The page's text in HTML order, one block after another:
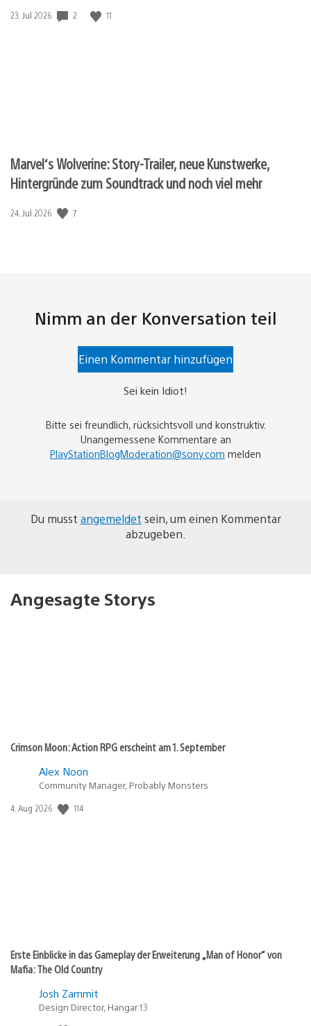
Veröffentlichungsdatum:
23. Jul 2026 2 11
Marvel‘s Wolverine: Story-Trailer, neue Kunstwerke,
Hintergründe zum Soundtrack und noch viel mehr
Veröffentlichungsdatum:
24. Jul 2026 7
Nimm an der Konversation teil
Einen Kommentar hinzufügen
Sei kein Idiot!
Bitte sei freundlich, rücksichtsvoll und konstruktiv.
Unangemessene Kommentare an
PlayStationBlogModeration@sony.com melden
Du musst angemeldet sein, um einen Kommentar
abzugeben.
Angesagte Storys
Crimson Moon: Action RPG erscheint am 1. September
Alex Noon
Community Manager, Probably Monsters
Veröffentlichungsdatum:
4. Aug 2026 114
Erste Einblicke in das Gameplay der Erweiterung „Man of Honor“ von
Mafia: The Old Country
Josh Zammit
Design Director, Hangar 13